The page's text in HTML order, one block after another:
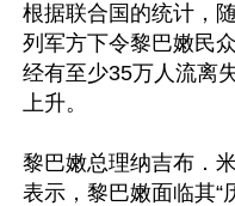
根据联合国的统计，
列军方下令黎巴嫩民
经有至少35万人流离
上升。
黎巴嫩总理纳吉布．
表示，黎巴嫩面临其“